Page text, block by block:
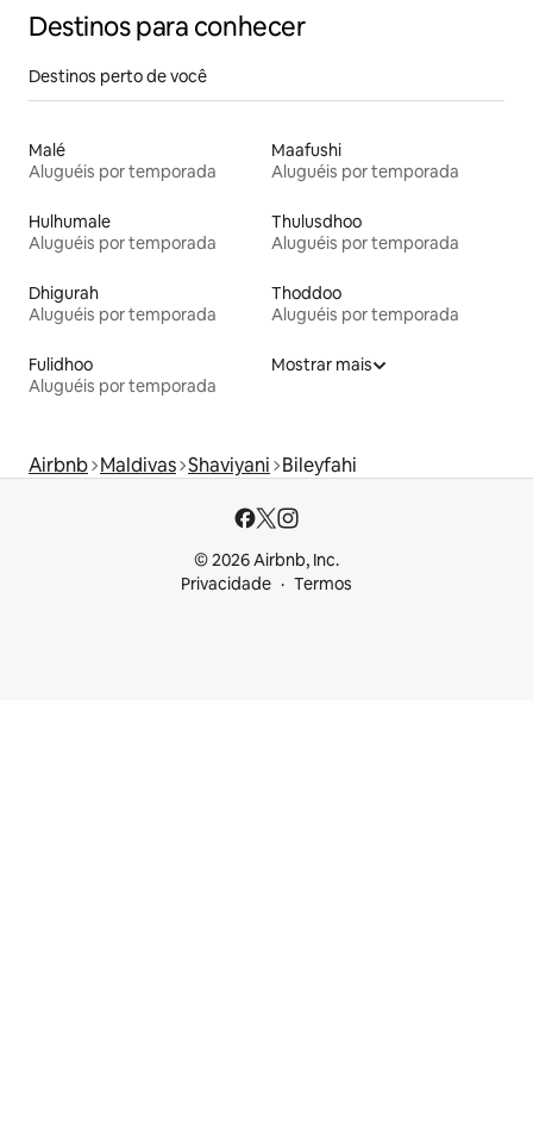
Destinos para conhecer
Destinos perto de você
Malé
Aluguéis por temporada
Maafushi
Aluguéis por temporada
Hulhumale
Aluguéis por temporada
Thulusdhoo
Aluguéis por temporada
Dhigurah
Aluguéis por temporada
Thoddoo
Aluguéis por temporada
Fulidhoo
Aluguéis por temporada
Mostrar mais
Airbnb Maldivas Shaviyani Bileyfahi
© 2026 Airbnb, Inc.
Privacidade
Termos